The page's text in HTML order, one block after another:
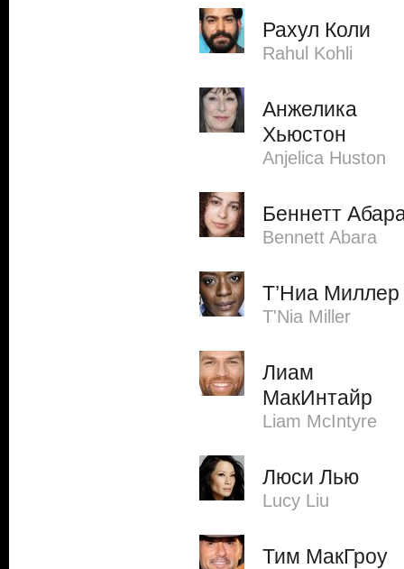
Рахул Коли
Rahul Kohli
Анжелика
Хьюстон
Anjelica Huston
Беннетт
Bennett Abara
Т’Ниа Миллер
T'Nia Miller
Лиам
МакИнтайр
Liam McIntyre
Люси Лью
Lucy Liu
Тим МакГроу